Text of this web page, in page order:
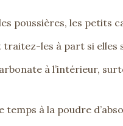
poussières, les petits
traitez-les à part si
à l’intérieur,
temps à la poudre